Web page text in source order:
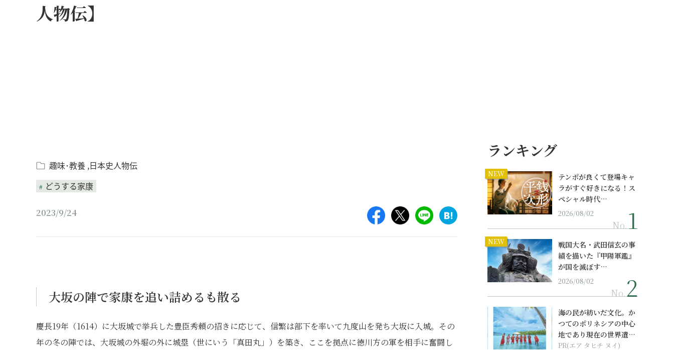
人物伝】
趣味･教養 日本史人物伝
どうする家康
2023/9/24
大坂の陣で家康を追い詰めるも散る
慶長19年（1614）に大坂城で挙兵した豊臣秀頼の招きに応じて、信繁は部下を率いて九度山を発ち大坂に入城。その
年の冬の陣では、大坂城の外堀の外に城塁（世にいう「真田丸」）を築き、ここを拠点に徳川方の軍を相手に奮闘し
ランキング
NEW
テンポが良くて登場キャ
ラがすぐ好きになる！ス
ペシャル時代…
2026/08/02
No.
NEW
戦国大名・武田信玄の事
績を描いた『甲陽軍鑑』
が国を滅ぼす…
2026/08/02
No.
海の民が紡いだ文化。か
つてのポリネシアの中心
地であり現在の世界遺産
からみえてくる...
PR(エア タヒチ ヌイ)